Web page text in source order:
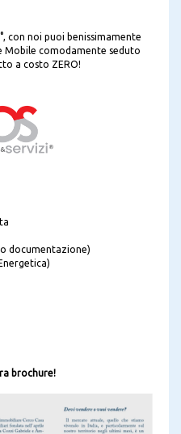
con noi puoi benissimamente
Mobile comodamente seduto
a costo ZERO!
documentazione)
brochure!